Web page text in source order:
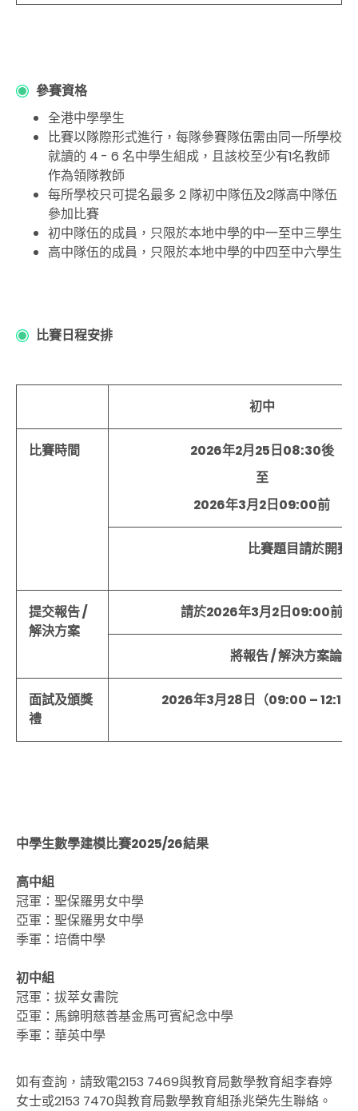
參賽資格
全港中學學生
比賽以隊際形式進行，每隊參賽隊伍需由同一所學校
就讀的 4 - 6 名中學生組成，且該校至少有1名教師
作為領隊教師
每所學校只可提名最多 2 隊初中隊伍及2隊高中隊伍
參加比賽
初中隊伍的成員，只限於本地中學的中一至中三學生
高中隊伍的成員，只限於本地中學的中四至中六學生
比賽日程安排
初中
比賽時間
2026年2月25日08:30後
至
2026年3月2日09:00前
比賽題目請於開賽
提交報告/
解決方案
請於2026年3月2日09:00前
將報告/解決方案論
面試及頒獎
禮
2026年3月28日（09:00 – 12:15
中學生數學建模比賽2025/26結果
高中組
冠軍： 聖保羅男女中學
亞軍：聖保羅男女中學
季軍：培僑中學
初中組
冠軍：拔萃女書院
亞軍：馬錦明慈善基金馬可賓紀念中學
季軍：華英中學
如有查詢，請致電2153 7469與教育局數學教育組李春婷
女士或2153 7470與教育局數學教育組孫兆榮先生聯絡。